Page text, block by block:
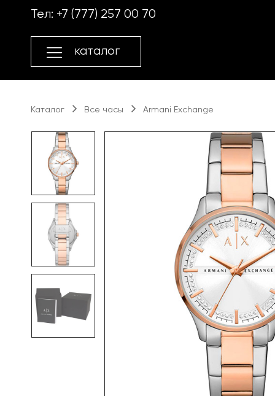
Перейти
навигации
Перейти
содержимому
Тел: +7 (777) 257 00 70
каталог
Каталог Все часы Armani Exchange